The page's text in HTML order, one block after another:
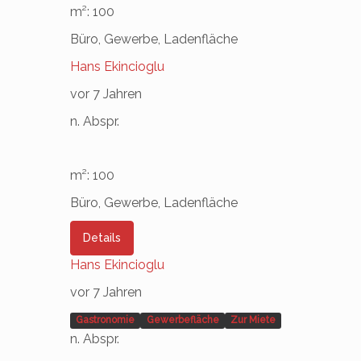
m²: 100
Büro, Gewerbe, Ladenfläche
Hans Ekincioglu
vor 7 Jahren
n. Abspr.
m²: 100
Büro, Gewerbe, Ladenfläche
Details
Hans Ekincioglu
vor 7 Jahren
Gastronomie Gewerbefläche Zur Miete
n. Abspr.